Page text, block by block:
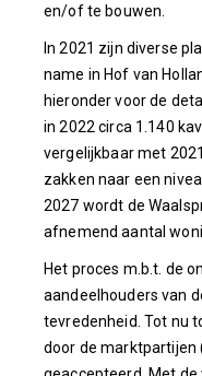
en/of te bouwen.
In 2021 zijn diverse
name in Hof van
hieronder voor de
in 2022 circa 1.140
vergelijkbaar met
zakken naar een
2027 wordt de
afnemend aantal
Het proces m.b.t. de
aandeelhouders van
tevredenheid. Tot nu
door de marktpartijen